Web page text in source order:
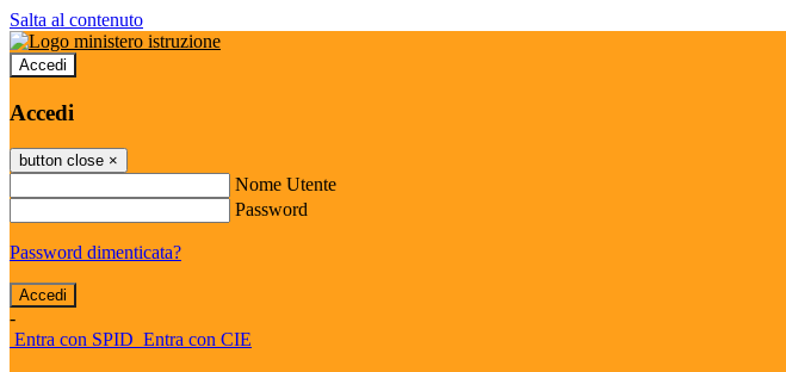
Salta al contenuto
Accedi
Accedi
button close ×
Nome Utente
Password
Password dimenticata?
-
Entra con SPID Entra con CIE